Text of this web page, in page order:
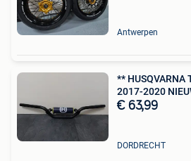
Antwerpen
** HUSQVARNA
2017-2020
€ 63,99
DORDRECHT